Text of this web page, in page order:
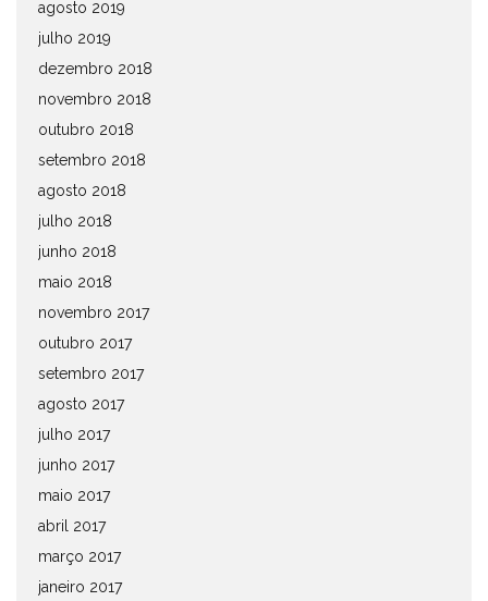
agosto 2019
julho 2019
dezembro 2018
novembro 2018
outubro 2018
setembro 2018
agosto 2018
julho 2018
junho 2018
maio 2018
novembro 2017
outubro 2017
setembro 2017
agosto 2017
julho 2017
junho 2017
maio 2017
abril 2017
março 2017
janeiro 2017